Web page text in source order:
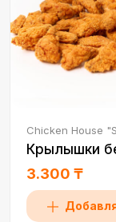
Chicken House
3.300 ₸